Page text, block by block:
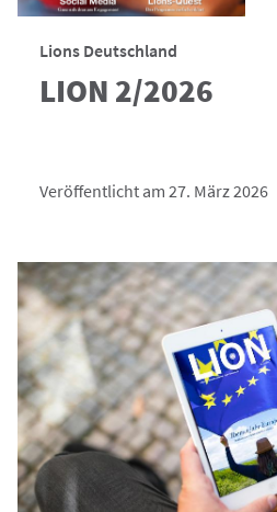
Lions Deutschland
LION 2/2026
Veröffentlicht am 27. März 2026